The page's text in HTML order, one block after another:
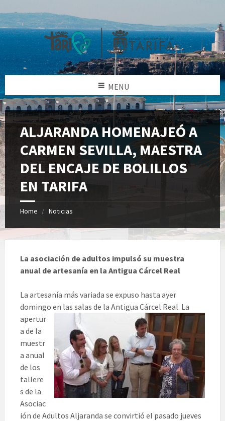
MENU
ALJARANDA HOMENAJEÓ A
CARMEN SEVILLA, MAESTRA
DEL ENCAJE DE BOLILLOS
EN TARIFA
Home Noticias
La asociación de adultos impulsó su muestra
anual de artesanía en la Antigua Cárcel Real
La artesanía más variada se expuso hasta ayer
domingo en las salas de la Antigua Cárcel Real. La
apertur
a de la
muestr
a anual
de los
tallere
s de la
Asociac
ión de Adultos Aljaranda se convirtió el pasado jueves